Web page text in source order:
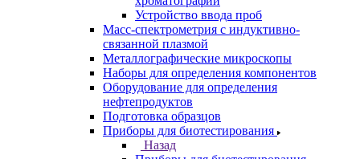
Жидкостная хроматография
Назад
Жидкостная хроматография
Жидкостные хромато масс-
спектрометры
Жидкостные хроматографы
Колонки для жидкостной
хроматографии
Устройство ввода проб
Масс-спектрометрия с индуктивно-